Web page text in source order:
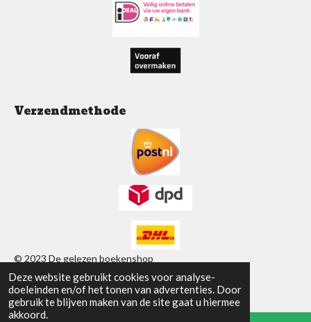
Deze website gebruikt cookies voor analyse-
doeleinden en/of het tonen van advertenties. Door
gebruik te blijven maken van de site gaat u hiermee
akkoord.
Verzendmethode
© 2023 De gelezen boekenshop
Powered byJouwWeb